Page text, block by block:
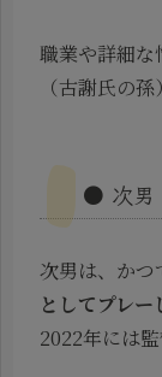
職業や詳細な
（古謝氏の
● 次男
次男は、かつ
としてプレ
2022年には